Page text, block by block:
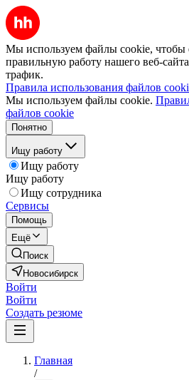
Мы используем файлы cookie, чтобы
правильную работу нашего веб-
трафик.
Правила использования файлов
Мы используем файлы cookie.
файлов cookie
Понятно
Ищу работу
Ищу работу
Ищу работу
Ищу сотрудника
Сервисы
Помощь
Ещё
Поиск
Новосибирск
Войти
Войти
Создать резюме
Главная
/